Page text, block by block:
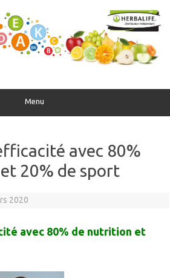
Menu
avec 80%
20% de sport
2020
avec 80% de nutrition et